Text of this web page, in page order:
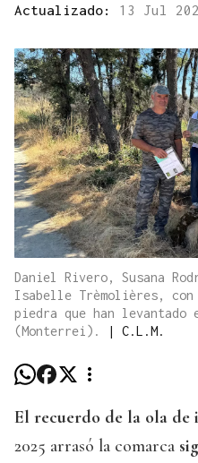
Actualizado: 13 Jul
Daniel Rivero, Susana
Isabelle Trèmolières,
piedra que han levantado
(Monterrei).
| C.L.M.
El recuerdo de la ola de
2025 arrasó la comarca